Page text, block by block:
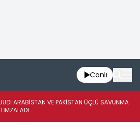
Canlı
ARABİSTAN VE PAKİSTAN ÜÇLÜ SAVUNMA
İMZALADI